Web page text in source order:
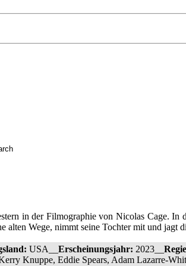
in der Filmographie von Nicolas Cage.
alten Wege, nimmt seine Tochter mit und jagt
USA__ Erscheinungsjahr: 2023__
Knuppe, Eddie Spears, Adam Lazarre-